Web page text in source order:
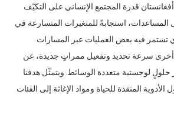
قدرة المجتمع الإنساني على التكيّف
المساعدات، استجابةً للمتغيرات المتسارعة في
تستمر فيه بعض العمليات عبر المسارات
أخرى سرعة تحديد وتفعيل ممراتٍ جديدة، عن
حلولٍ لوجستية متعددة الوسائط. ويتمثّل هدفنا
المنقذة للحياة ومواد الإغاثة إلى الفئات